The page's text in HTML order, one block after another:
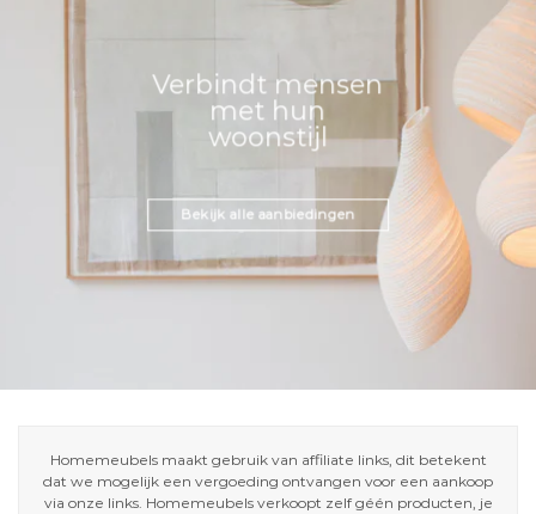
Verbindt mensen
met hun
woonstijl
Bekijk alle aanbiedingen
Homemeubels maakt gebruik van affiliate links, dit betekent
dat we mogelijk een vergoeding ontvangen voor een aankoop
via onze links. Homemeubels verkoopt zelf géén producten, je